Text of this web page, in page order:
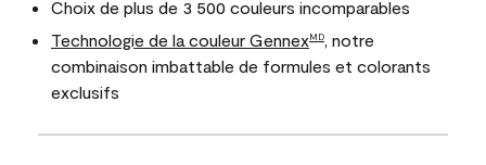
Choix de plus de 3 500 couleurs incomparables
Technologie de la couleur GennexMD
, notre
combinaison imbattable de formules et colorants
exclusifs